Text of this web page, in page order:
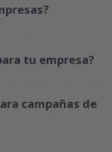
tu empresa?
campañas de